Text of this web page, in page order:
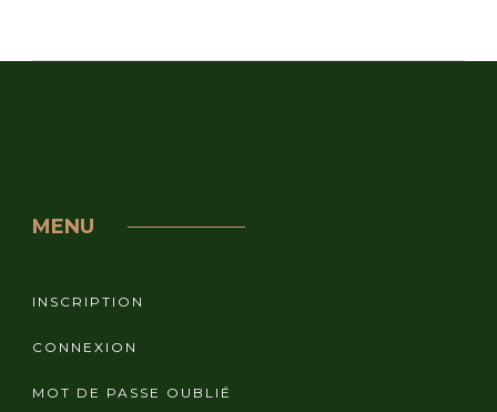
MENU
INSCRIPTION
CONNEXION
MOT DE PASSE OUBLIÉ